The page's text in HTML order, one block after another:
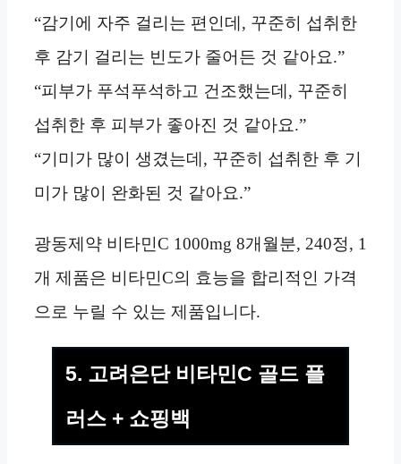
“감기에 자주 걸리는 편인데, 꾸준히 섭취한
후 감기 걸리는 빈도가 줄어든 것 같아요.”
“피부가 푸석푸석하고 건조했는데, 꾸준히
섭취한 후 피부가 좋아진 것 같아요.”
“기미가 많이 생겼는데, 꾸준히 섭취한 후 기
미가 많이 완화된 것 같아요.”
광동제약 비타민C 1000mg 8개월분, 240정, 1
개 제품은 비타민C의 효능을 합리적인 가격
으로 누릴 수 있는 제품입니다.
5. 고려은단 비타민C 골드 플
러스 + 쇼핑백